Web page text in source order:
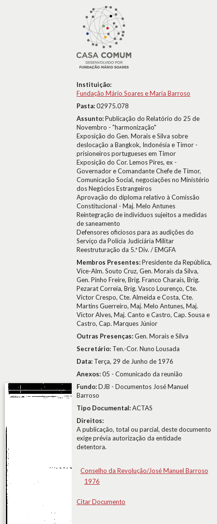
Instituição:
Fundação Mário Soares e Maria Barroso
Pasta:02975.078
Assunto:Publicação do Relatório do 25 de
Novembro - "harmonização"
Exposição do Gen. Morais e Silva sobre
deslocação a Bangkok, Indonésia e Timor -
prisioneiros portugueses em Timor
Exposição do Cor. Lemos Pires, ex -
Governador e Comandante Chefe de Timor,
Comunicação Social, negociações no Ministério
dos Negócios Estrangeiros
Aprovação do diploma relativo à Comissão
Constitucional - Maj. Melo Antunes
Reintegração de indivíduos sujeitos a medidas
de saneamento
Defensores oficiosos para as audições do
Serviço da Polícia Judiciária Militar
Reestruturação da 5.ª Div. / EMGFA
Membros Presentes:Presidente da República,
Vice-Alm. Souto Cruz, Gen. Morais da Silva,
Gen. Pinho Freire, Brig. Franco Charais, Brig.
Pezarat Correia, Brig. Vasco Lourenço, Cte.
Victor Crespo, Cte. Almeida e Costa, Cte.
Martins Guerreiro, Maj. Melo Antunes, Maj.
Victor Alves, Maj. Canto e Castro, Cap. Sousa e
Castro, Cap. Marques Júnior
Outras Presenças:Gen. Morais e Silva
Secretário: Ten.-Cor. Nuno Lousada
Data: Terça, 29 de Junho de 1976
Anexos:05 - Comunicado da reunião
Fundo:DJB - Documentos José Manuel
Barroso
Tipo Documental:ACTAS
Direitos:
A publicação, total ou parcial, deste documento
exige prévia autorização da entidade
detentora.
Conselho da Revolução/José Manuel Barroso
1976
Citar Documento